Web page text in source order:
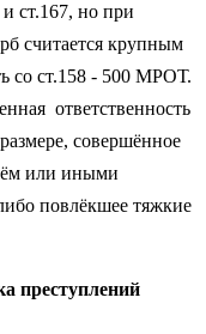
и ст.167, но при
считается крупным
со ст.158 - 500 МРОТ.
ответственность
совершённое
или иными
повлёкшее тяжкие
преступлений